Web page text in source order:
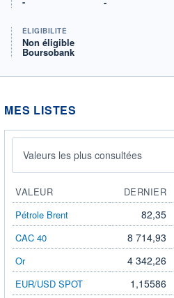
ÉLIGIBILITÉ
Non éligible
Boursobank
MES LISTES
Valeurs les plus consultées
VALEUR DERNIER
Pétrole Brent
82,35
CAC 40 8 714,93
Or 4 342,26
EUR/USD SPOT 1,15586